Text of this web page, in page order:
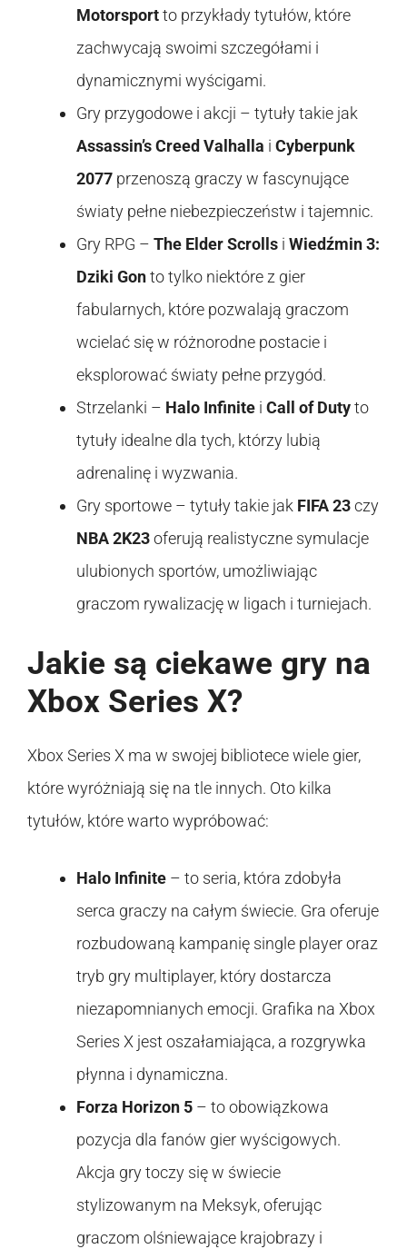
Motorsportto przykłady tytułów, które
zachwycają swoimi szczegółami i
dynamicznymi wyścigami.
Gry przygodowe i akcji – tytuły takie jak
Assassin’s Creed Valhalla i Cyberpunk
2077 przenoszą graczy w fascynujące
światy pełne niebezpieczeństw i tajemnic.
Gry RPG – The Elder Scrolls i Wiedźmin 3:
Dziki Gonto tylko niektóre z gier
fabularnych, które pozwalają graczom
wcielać się w różnorodne postacie i
eksplorować światy pełne przygód.
Strzelanki – Halo Infinite i Call of Dutyto
tytuły idealne dla tych, którzy lubią
adrenalinę i wyzwania.
Gry sportowe – tytuły takie jak FIFA 23czy
NBA 2K23oferują realistyczne symulacje
ulubionych sportów, umożliwiając
graczom rywalizację w ligach i turniejach.
Jakie są ciekawe gry na
Xbox Series X?
Xbox Series X ma w swojej bibliotece wiele gier,
które wyróżniają się na tle innych. Oto kilka
tytułów, które warto wypróbować:
Halo Infinite – to seria, która zdobyła
serca graczy na całym świecie. Gra oferuje
rozbudowaną kampanię single player oraz
tryb gry multiplayer, który dostarcza
niezapomnianych emocji. Grafika na Xbox
Series X jest oszałamiająca, a rozgrywka
płynna i dynamiczna.
Forza Horizon 5 – to obowiązkowa
pozycja dla fanów gier wyścigowych.
Akcja gry toczy się w świecie
stylizowanym na Meksyk, oferując
graczom olśniewające krajobrazy i